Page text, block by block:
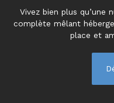
Vivez bien plus qu’une
complète mêlant
place et